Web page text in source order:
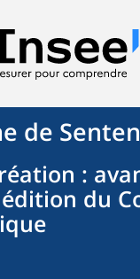
de
:
du